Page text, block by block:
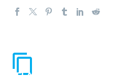
RELACIONADAS